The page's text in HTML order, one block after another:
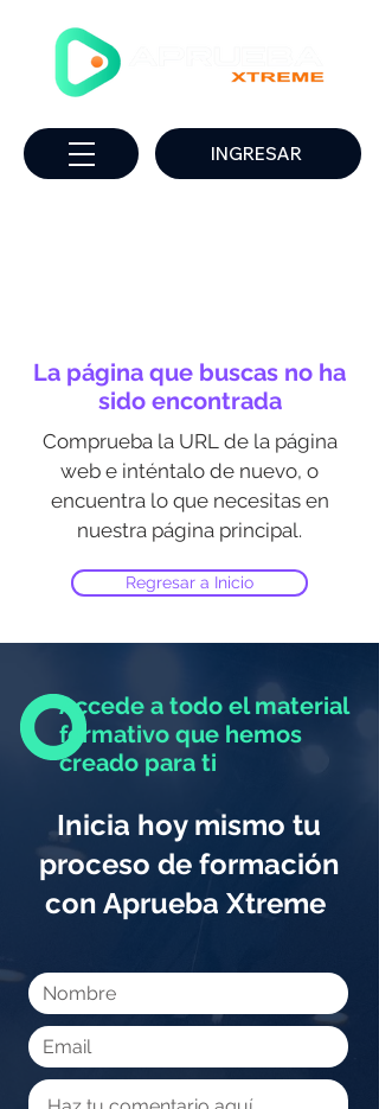
INGRESAR
La página que buscas no ha
sido encontrada
Comprueba la URL de la página
web e inténtalo de nuevo, o
encuentra lo que necesitas en
nuestra página principal.
Regresar a Inicio
Accede a todo el material
formativo que hemos
creado para ti
Inicia hoy mismo tu
proceso de formación
con Aprueba Xtreme